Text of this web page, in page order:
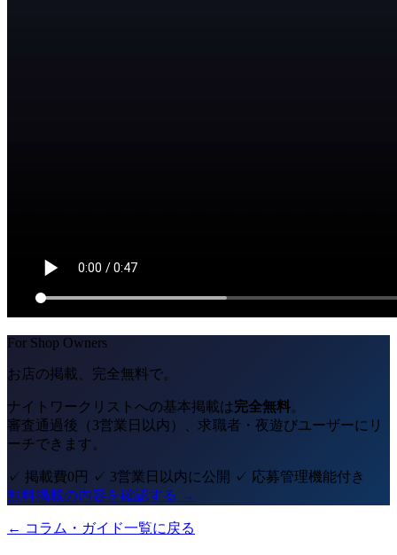
For Shop Owners
お店の掲載、完全無料で。
ナイトワークリストへの基本掲載は完全無料。
審査通過後（3営業日以内）、求職者・夜遊びユーザーにリ
ーチできます。
✓ 掲載費0円 ✓ 3営業日以内に公開 ✓ 応募管理機能付き
無料掲載の内容を確認する →
← コラム・ガイド一覧に戻る